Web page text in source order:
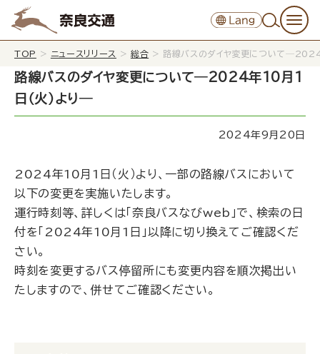
TOP > ニュースリリース > 総合 > 路線バスのダイヤ変更について
路線バスのダイヤ変更について─2024年10月1
日（火）より─
2024年9月20日
2024年10月1日（火）より、一部の路線バスにおいて
以下の変更を実施いたします。
運行時刻等、詳しくは「奈良バスなびweb 」で、検索の日
付を「2024年10月1日」以降に切り換えてご確認くだ
さい。
時刻を変更するバス停留所にも変更内容を順次掲出い
たしますので、併せてご確認ください。